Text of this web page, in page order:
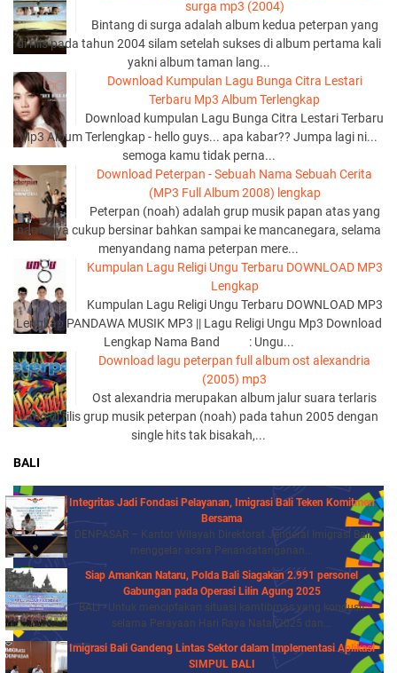
surga mp3 (2004)
Bintang di surga adalah album kedua peterpan yang
di rilis pada tahun 2004 silam setelah sukses di album pertama kali
yakni album taman lang...
Download Kumpulan Lagu Bunga Citra Lestari
Terbaru Mp3 Album Terlengkap
Download kumpulan Lagu Bunga Citra Lestari Terbaru
Mp3 Album Terlengkap - hello guys... apa kabar?? Jumpa lagi ni...
semoga kamu tidak perna...
Download Peterpan - Sebuah Nama Sebuah Cerita
(MP3 Full Album 2008) lengkap
Peterpan (noah) adalah grup musik papan atas yang
namanya cukup bersinar bahkan sampai ke mancanegara, selama
menyandang nama peterpan mere...
Kumpulan Lagu Religi Ungu Terbaru DOWNLOAD MP3
Lengkap
Kumpulan Lagu Religi Ungu Terbaru DOWNLOAD MP3
Lengkap PANDAWA MUSIK MP3 || Lagu Religi Ungu Mp3 Download
Lengkap Nama Band : Ungu...
Download lagu peterpan full album ost alexandria
(2005) mp3
Ost alexandria merupakan album jalur suara terlaris
yang di rilis grup musik peterpan (noah) pada tahun 2005 dengan
single hits tak bisakah,...
BALI
Integritas Jadi Fondasi Pelayanan, Imigrasi Bali Teken Komitmen
Bersama
DENPASAR – Kantor Wilayah Direktorat Jenderal Imigrasi Bali
menggelar acara Penandatanganan...
Siap Amankan Nataru, Polda Bali Siagakan 2.991 personel
Gabungan pada Operasi Lilin Agung 2025
BALI - Untuk menciptakan situasi kamtibmas yang kondusif
selama Perayaan Hari Raya Natal 2025 dan...
Imigrasi Bali Gandeng Lintas Sektor dalam Implementasi Aplikasi
SIMPUL BALI